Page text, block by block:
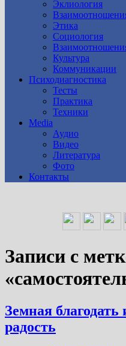
Эклиология
Этика
Социология
Культура
Коммуникации
Психодиагностика
Тесты
Практика
Техники
Media
Аудио
Видео
Литература
Фото
Контакты
Записи с
Земная благодать
радость